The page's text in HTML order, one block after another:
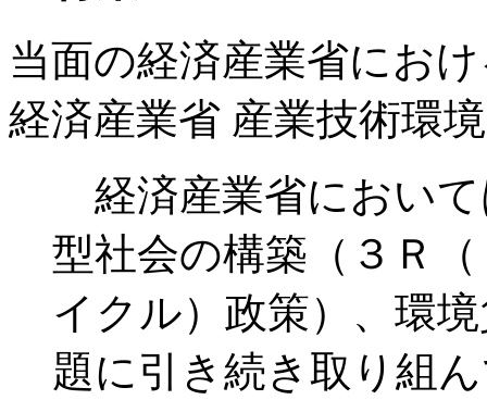
当面の経済産業省にお
経済産業省 産業技術環
経済産業省において
型社会の構築（３Ｒ
イクル）政策）、環
題に引き続き取り組